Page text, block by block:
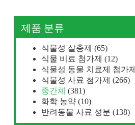
제품 분류
식물성 살충제 (65)
식물 비료 첨가제 (12)
식물성 동물 치료제 첨가제
식물성 사료 첨가제 (266)
중간체 (381)
화학 농약 (10)
반려동물 사료 성분 (138)